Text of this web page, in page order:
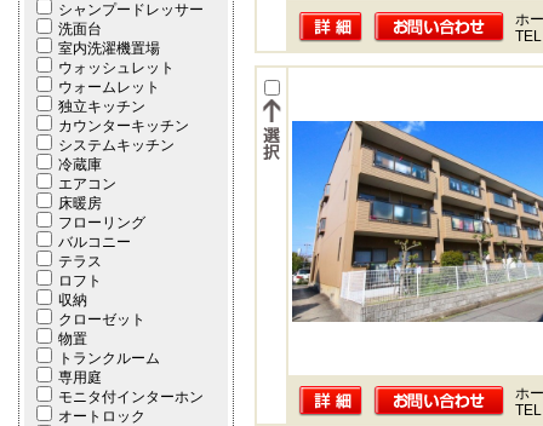
シャンプードレッサー
洗面台
室内洗濯機置場
ウォッシュレット
ウォームレット
独立キッチン
カウンターキッチン
システムキッチン
冷蔵庫
エアコン
床暖房
フローリング
バルコニー
テラス
ロフト
収納
クローゼット
物置
トランクルーム
専用庭
モニタ付インターホン
オートロック
ホ
ホ